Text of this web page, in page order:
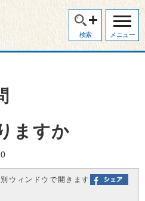
検索 メニュー
ますか
ウィンドウで開きます